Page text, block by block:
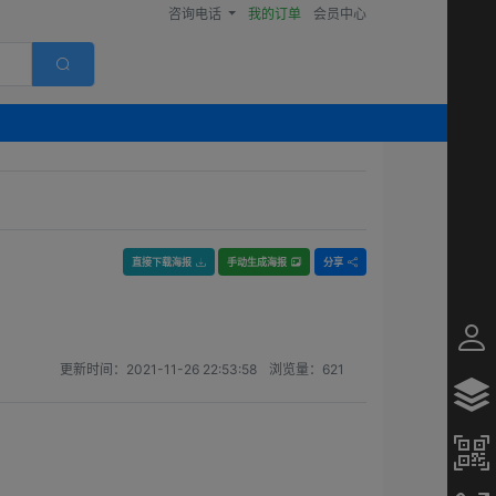
咨询电话 我的订单 会员中心
直接下载海报 手动生成海报 分享
更新时间： 2021-11-26 22:53:58 浏览量： 621